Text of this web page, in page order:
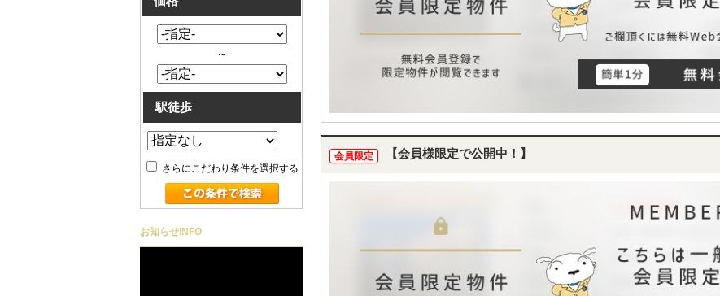
会員限定 【会員様限定で公開中！】
～
駅徒歩
さらにこだわり条件を選択する
お知らせ INFO